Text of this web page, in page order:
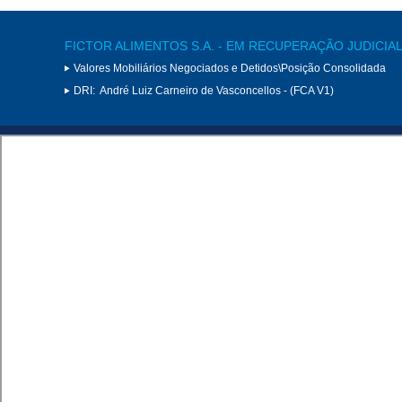
FICTOR ALIMENTOS S.A. - EM RECUPERAÇÃO
Valores Mobiliários Negociados e Detidos\Posição Consolidada
DRI: André Luiz Carneiro de Vasconcellos - (FCA V1)